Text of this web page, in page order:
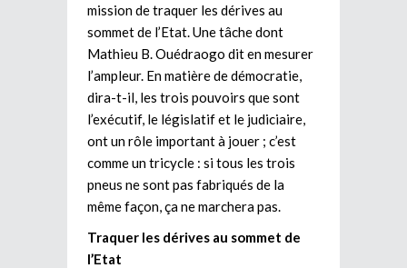
mission de traquer les dérives au
sommet de l’Etat. Une tâche dont
Mathieu B. Ouédraogo dit en mesurer
l’ampleur. En matière de démocratie,
dira-t-il, les trois pouvoirs que sont
l’exécutif, le législatif et le judiciaire,
ont un rôle important à jouer ; c’est
comme un tricycle : si tous les trois
pneus ne sont pas fabriqués de la
même façon, ça ne marchera pas.
Traquer les dérives au sommet de
l’Etat